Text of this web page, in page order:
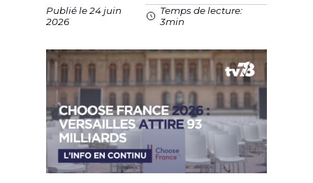
Publié le 24 juin
2026
Temps de lecture:
3min